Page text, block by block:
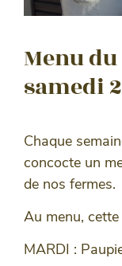
Menu
samedi
Chaque
concocte un
de nos fermes.
Au menu, cette
MARDI :